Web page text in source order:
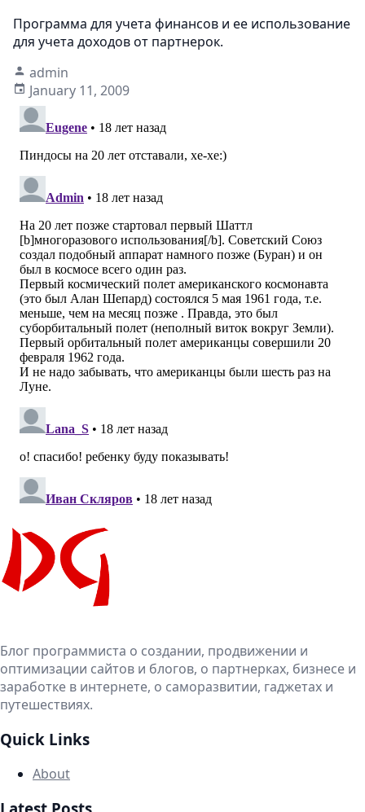
Программа для учета финансов и ее использование
для учета доходов от партнерок.
admin
January 11, 2009
Блог программиста о создании, продвижении и
оптимизации сайтов и блогов, о партнерках, бизнесе и
заработке в интернете, о саморазвитии, гаджетах и
путешествиях.
Quick Links
About